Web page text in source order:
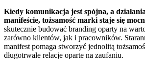
Kiedy komunikacja jest spójna, a
manifeście, tożsamość marki staje się
skutecznie budować branding oparty na
zarówno klientów, jak i pracowników.
manifest pomaga stworzyć jednolitą
długotrwałe relacje oparte na zaufaniu.